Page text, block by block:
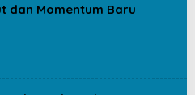
dan Momentum Baru